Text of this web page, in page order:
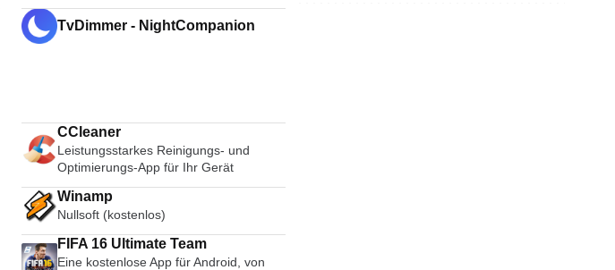
TvDimmer - NightCompanion
CCleaner
Leistungsstarkes Reinigungs- und
Optimierungs-App für Ihr Gerät
Winamp
Nullsoft (kostenlos)
FIFA 16 Ultimate Team
Eine kostenlose App für Android, von